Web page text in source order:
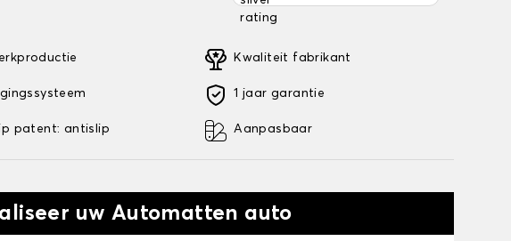
patent: antislip
Kwaliteit fabrikant
1 jaar garantie
Aanpasbaar
uw Automatten auto